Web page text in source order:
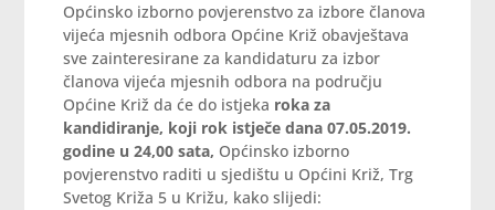
Općinsko izborno povjerenstvo za izbore članova
vijeća mjesnih odbora Općine Križ obavještava
sve zainteresirane za kandidaturu za izbor
članova vijeća mjesnih odbora na području
Općine Križ da će do istjeka roka za
kandidiranje, koji rok istječe dana 07.05.2019.
godine u 24,00 sata, Općinsko izborno
povjerenstvo raditi u sjedištu u Općini Križ, Trg
Svetog Križa 5 u Križu, kako slijedi: